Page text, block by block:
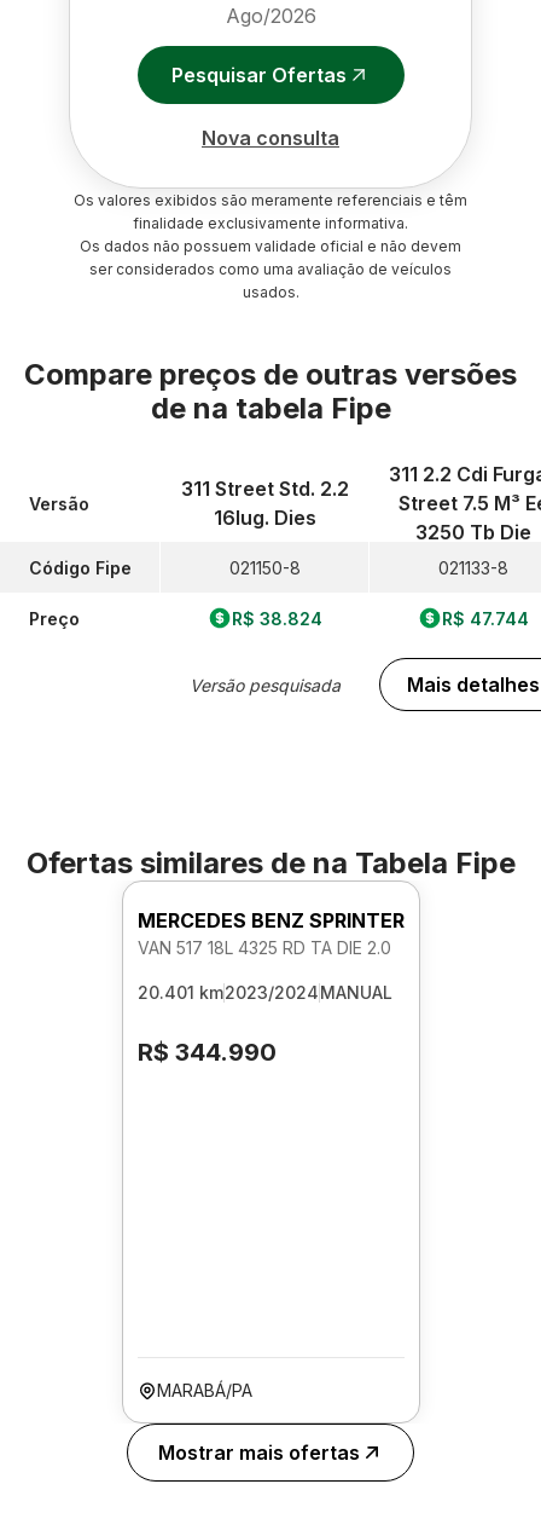
Ago/2026
Pesquisar Ofertas
Nova consulta
Os valores exibidos são meramente referenciais e têm
finalidade exclusivamente informativa.
Os dados não possuem validade oficial e não devem
ser considerados como uma avaliação de veículos
usados.
Compare preços de outras versões
de na tabela Fipe
Versão
Código Fipe
Preço
311 Street Std. 2.2
16lug. Dies
021150-8
R$ 38.824
Versão pesquisada
311 2.2 Cdi
Street 7.5 M³
3250 Tb Die
021133-8
R$ 47.744
Mais detalhes
Ofertas similares de na Tabela Fipe
MERCEDES BENZ SPRINTER
VAN 517 18L 4325 RD TA DIE 2.0
20.401 km2023/2024MANUAL
R$ 344.990
MARABÁ/PA
Mostrar mais ofertas